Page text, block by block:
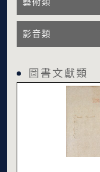
影音類
圖書文獻類